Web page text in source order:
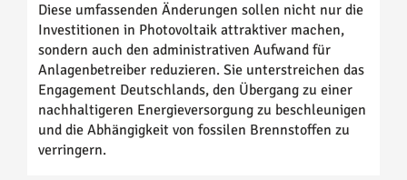
Diese umfassenden Änderungen sollen nicht nur die
Investitionen in Photovoltaik attraktiver machen,
sondern auch den administrativen Aufwand für
Anlagenbetreiber reduzieren. Sie unterstreichen das
Engagement Deutschlands, den Übergang zu einer
nachhaltigeren Energieversorgung zu beschleunigen
und die Abhängigkeit von fossilen Brennstoffen zu
verringern.